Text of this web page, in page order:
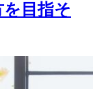
目指そ